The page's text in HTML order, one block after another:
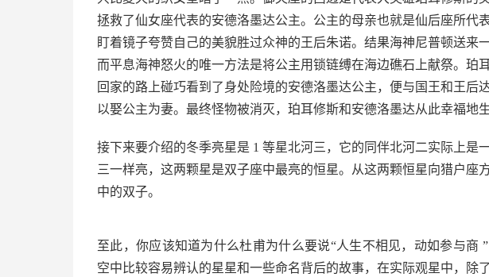
拯救了仙女座代表的安德洛墨达公主。公主的母亲也就是仙后座所代
盯着镜子夸赞自己的美貌胜过众神的王后朱诺。结果海神尼普顿送来
而平息海神怒火的唯一方法是将公主用锁链缚在海边礁石上献祭。珀
回家的路上碰巧看到了身处险境的安德洛墨达公主，便与国王和王后
以娶公主为妻。最终怪物被消灭，珀耳修斯和安德洛墨达从此幸福地
接下来要介绍的冬季亮星是 1 等星北河三，它的同伴北河二实际上是
三一样亮，这两颗星是双子座中最亮的恒星。从这两颗恒星向猎户座
中的双子。
至此，你应该知道为什么杜甫为什么要说“人生不相见，动如参与商
空中比较容易辨认的星星和一些命名背后的故事，在实际观星中，除